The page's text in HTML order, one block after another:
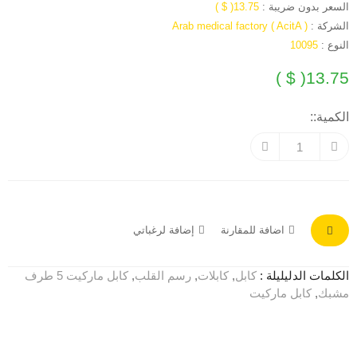
السعر بدون ضريبة : 13.75( $ )
الشركة : Arab medical factory ( AcitA )
النوع : 10095
13.75( $ )
الكمية::
اضافة للمقارنة إضافة لرغباتي
الكلمات الدليليلة : كابل, كابلات, رسم القلب,
كابل ماركيت 5 طرف
مشبك, كابل ماركيت